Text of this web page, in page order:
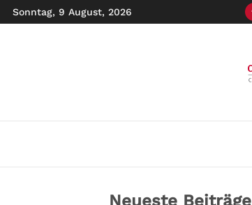
Sonntag, 9 August, 2026
Neueste Beiträge